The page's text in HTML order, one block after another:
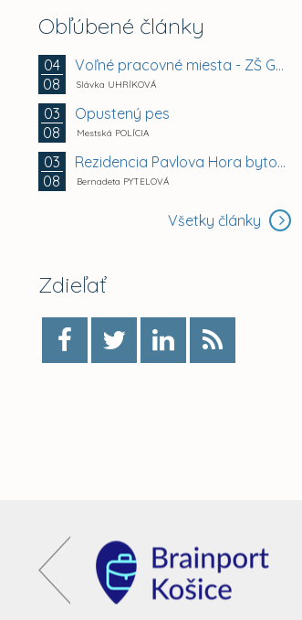
Obľúbené články
04
08
Voľné pracovné miesta - ZŠ Gemerská 2, Košice -...
Slávka UHRÍKOVÁ
03
08
Opustený pes
Mestská POLÍCIA
03
08
Rezidencia Pavlova Hora bytový dom A + B +...
Bernadeta PYTELOVÁ
Všetky články
Zdieľať